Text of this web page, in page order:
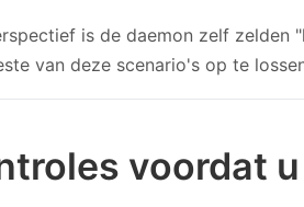
is de daemon zelf
van deze scenario's op te
voordat